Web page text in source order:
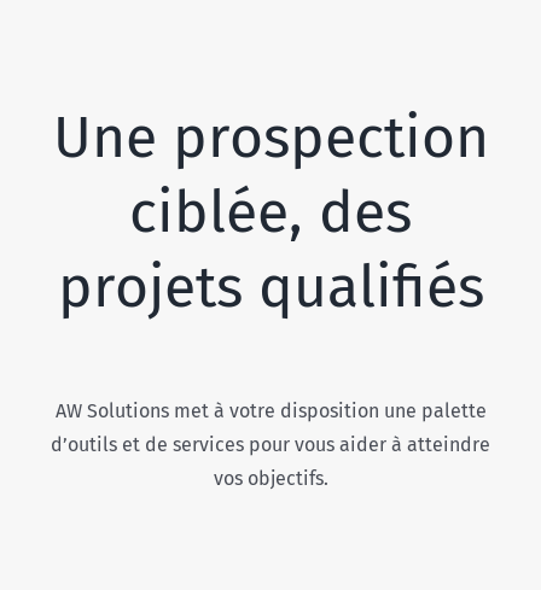
Une prospection
ciblée, des
projets qualifiés
AW Solutions met à votre disposition une palette
d’outils et de services pour vous aider à atteindre
vos objectifs.